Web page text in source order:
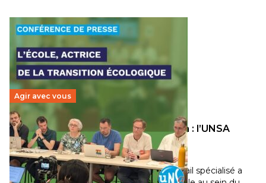
Agir avec vous
Transition écologique de l’éducation : l’UNSA
Éducation fait bouger les lignes
30 juin 2026-National
Pendant plusieurs mois, un groupe de travail spécialisé a